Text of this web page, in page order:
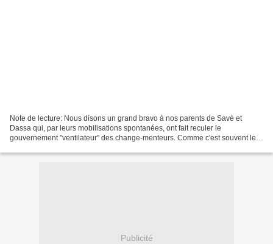
Note de lecture: Nous disons un grand bravo à nos parents de Savè et
Dassa qui, par leurs mobilisations spontanées, ont fait reculer le
gouvernement "ventilateur" des change-menteurs. Comme c'est souvent le
Publicité